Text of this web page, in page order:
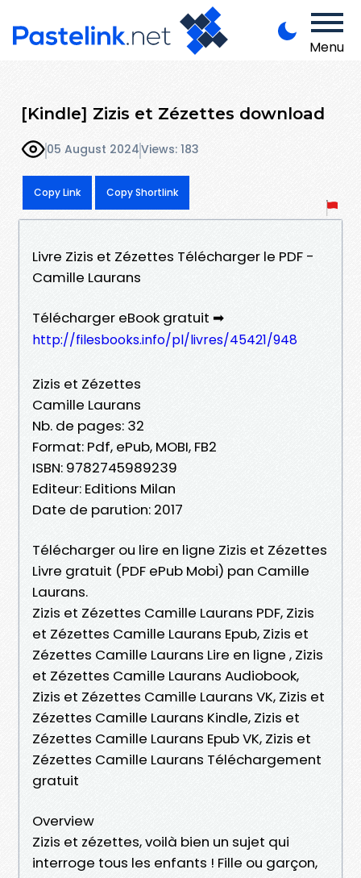
Menu
[Kindle] Zizis et Zézettes download
05 August 2024Views: 183
Copy Link Copy Shortlink
Livre Zizis et Zézettes Télécharger le PDF -
Camille Laurans
Télécharger eBook gratuit ➡
http://filesbooks.info/pl/livres/45421/948
Zizis et Zézettes
Camille Laurans
Nb. de pages: 32
Format: Pdf, ePub, MOBI, FB2
ISBN: 9782745989239
Editeur: Editions Milan
Date de parution: 2017
Télécharger ou lire en ligne Zizis et Zézettes
Livre gratuit (PDF ePub Mobi) pan Camille
Laurans.
Zizis et Zézettes Camille Laurans PDF, Zizis
et Zézettes Camille Laurans Epub, Zizis et
Zézettes Camille Laurans Lire en ligne , Zizis
et Zézettes Camille Laurans Audiobook,
Zizis et Zézettes Camille Laurans VK, Zizis et
Zézettes Camille Laurans Kindle, Zizis et
Zézettes Camille Laurans Epub VK, Zizis et
Zézettes Camille Laurans Téléchargement
gratuit
Overview
Zizis et zézettes, voilà bien un sujet qui
interroge tous les enfants ! Fille ou garçon,